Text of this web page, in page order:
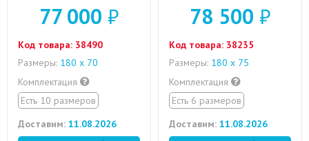
77 000 ₽
Код товара: 38490
Размеры: 180 x 70
Комплектация
Есть 10 размеров
Доставим: 11.08.2026
78 500 ₽
Код товара: 38235
Размеры: 180 x 75
Комплектация
Есть 6 размеров
Доставим: 11.08.2026